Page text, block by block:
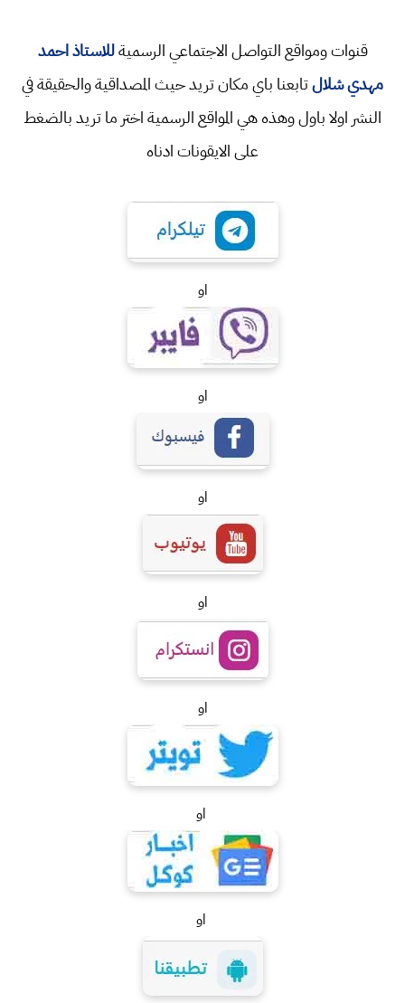
قنوات ومواقع التواصل الاجتماعي الرسميةللاستاذ احمد
مهدي شلالتابعنا باي مكان تريد حيث المصداقية والحقيقة في
النشر اولا باول وهذه هي المواقع الرسمية اختر ما تريد بالضغط
على الايقونات ادناه
او
او
او
او
او
او
او